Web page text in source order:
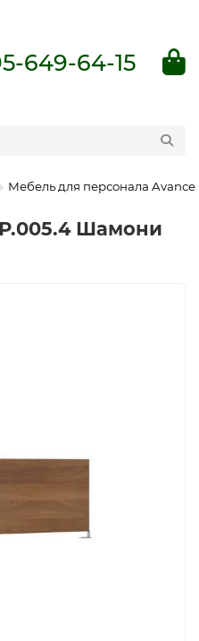
649-64-15
Мебель для персонала Avance
Шамони